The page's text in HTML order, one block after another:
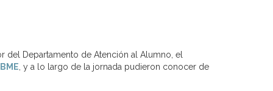
del Departamento de Atención al Alumno, el
BME, y a lo largo de la jornada pudieron conocer de